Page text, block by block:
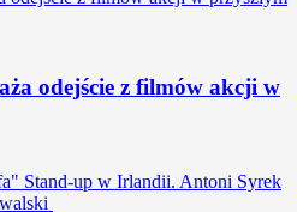
odejście z filmów akcji w